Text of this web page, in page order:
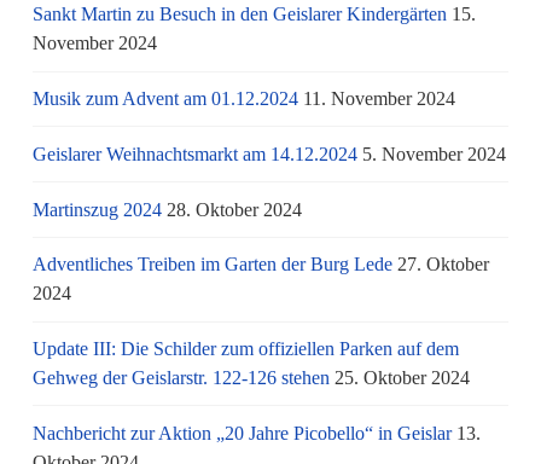
Sankt Martin zu Besuch in den Geislarer Kindergärten 15.
November 2024
Musik zum Advent am 01.12.2024 11. November 2024
Geislarer Weihnachtsmarkt am 14.12.2024 5. November 2024
Martinszug 2024 28. Oktober 2024
Adventliches Treiben im Garten der Burg Lede 27. Oktober
2024
Update III: Die Schilder zum offiziellen Parken auf dem
Gehweg der Geislarstr. 122-126 stehen 25. Oktober 2024
Nachbericht zur Aktion „20 Jahre Picobello“ in Geislar 13.